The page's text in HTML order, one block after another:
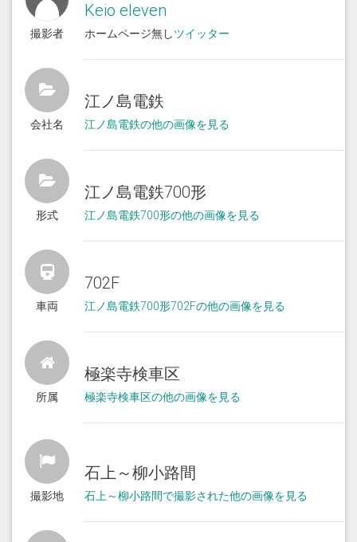
撮影者
Keio eleven
ホームページ無しツイッター
会社名
江ノ島電鉄
江ノ島電鉄の他の画像を見る
形式
江ノ島電鉄700形
江ノ島電鉄700形の他の画像を見る
車両
702F
江ノ島電鉄700形702Fの他の画像を見る
所属
極楽寺検車区
極楽寺検車区の他の画像を見る
撮影地
石上～柳小路間
石上～柳小路間で撮影された他の画像を見る